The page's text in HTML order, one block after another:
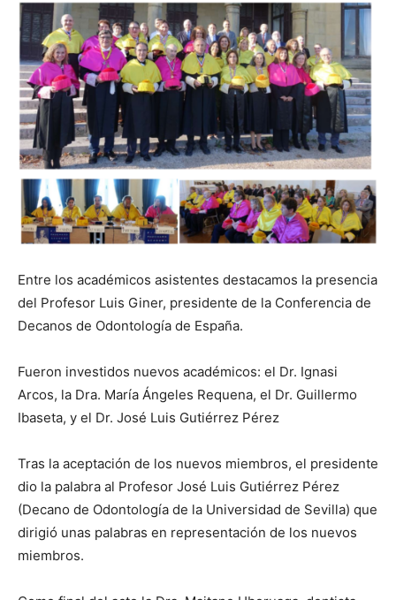
Entre los académicos asistentes destacamos la presencia
del Profesor Luis Giner, presidente de la Conferencia de
Decanos de Odontología de España.
Fueron investidos nuevos académicos: el Dr. Ignasi
Arcos, la Dra. María Ángeles Requena, el Dr. Guillermo
Ibaseta, y el Dr. José Luis Gutiérrez Pérez
Tras la aceptación de los nuevos miembros, el presidente
dio la palabra al Profesor José Luis Gutiérrez Pérez
(Decano de Odontología de la Universidad de Sevilla) que
dirigió unas palabras en representación de los nuevos
miembros.